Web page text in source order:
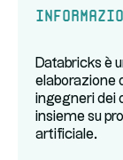
Databricks è
elaborazione
ingegneri dei
insieme su
artificiale.